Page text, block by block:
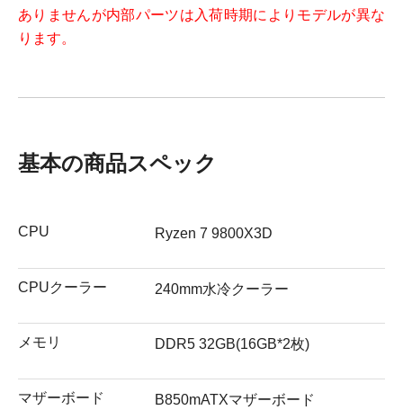
ありませんが内部パーツは入荷時期によりモデルが異な
ります。
基本の商品スペック
CPU Ryzen 7 9800X3D
CPUクーラー 240mm水冷クーラー
メモリ DDR5 32GB(16GB*2枚)
マザーボード B850mATXマザーボード